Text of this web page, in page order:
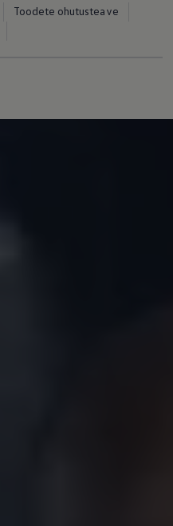
Toodete ohutusteave